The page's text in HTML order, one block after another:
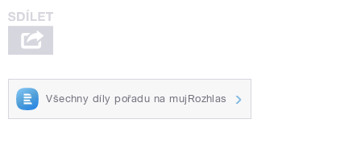
Všechny díly pořadu na mujRozhlas